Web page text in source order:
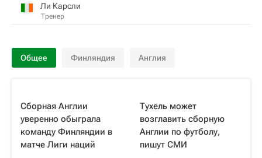
Ли Карсли
Тренер
Общее Финляндия Англия
Сборная Англии
уверенно обыграла
команду Финляндии в
матче Лиги наций
Тухель может
возглавить сборную
Англии по футболу,
пишут СМИ